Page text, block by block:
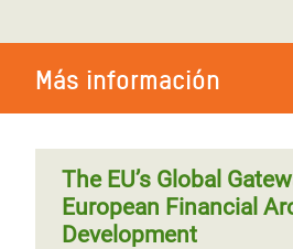
Más información
The EU’s Global
European Financial
Development